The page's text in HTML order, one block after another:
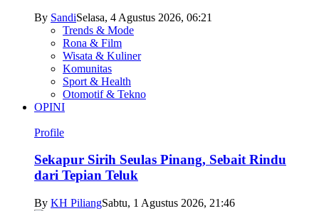
By SandiSelasa, 4 Agustus 2026, 06:21
Trends & Mode
Rona & Film
Wisata & Kuliner
Komunitas
Sport & Health
Otomotif & Tekno
OPINI
Profile
Sekapur Sirih Seulas Pinang, Sebait Rindu
dari Tepian Teluk
By KH PiliangSabtu, 1 Agustus 2026, 21:46